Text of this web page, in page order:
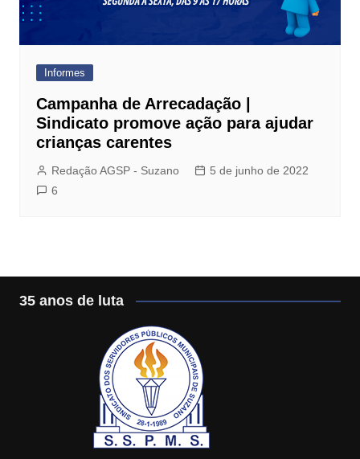
Informes
Campanha de Arrecadação |
Sindicato promove ação para ajudar
crianças carentes
Redação AGSP - Suzano
5 de junho de 2022
6
35 anos de luta